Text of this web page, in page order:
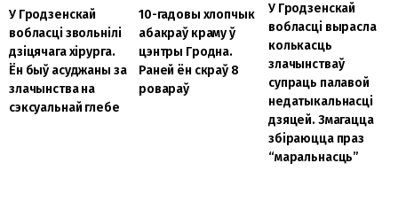
У Гродзенскай
вобласці звольнілі
дзіцячага хірурга.
Ён быў асуджаны за
злачынства на
сэксуальнай глебе
10-гадовы хлопчык
абакраў краму ў
цэнтры Гродна.
Раней ён скраў 8
ровараў
У Гродзенскай
вобласці вырасла
колькасць
злачынстваў
супраць палавой
недатыкальнасці
дзяцей. Змагацца
збіраюцца праз
“маральнасць”